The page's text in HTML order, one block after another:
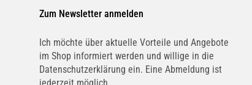
Zum Newsletter anmelden
Ich möchte über aktuelle Vorteile und Angebote
im Shop informiert werden und willige in die
Datenschutzerklärung ein. Eine Abmeldung ist